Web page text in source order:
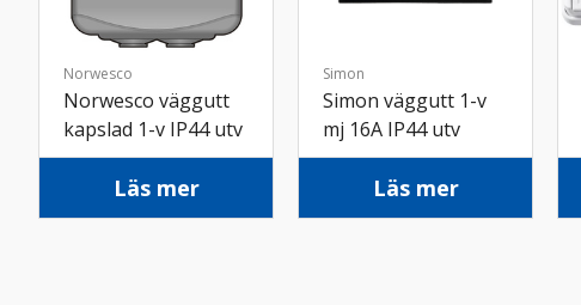
Norwesco
Norwesco väggutt
kapslad 1-v IP44 utv
grå
Läs mer
Simon
Simon väggutt 1-v
mj 16A IP44 utv
skruv sv
Läs mer